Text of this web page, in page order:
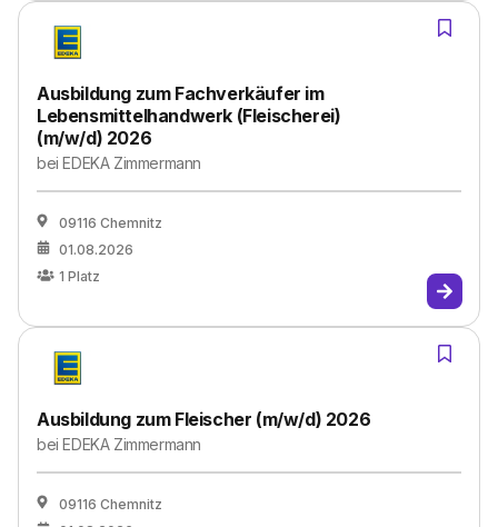
Ausbildung zum Fachverkäufer im
Lebensmittelhandwerk (Fleischerei)
(m/w/d) 2026
beiEDEKA Zimmermann
09116 Chemnitz
01.08.2026
1 Platz
Ausbildung zum Fleischer (m/w/d) 2026
beiEDEKA Zimmermann
09116 Chemnitz